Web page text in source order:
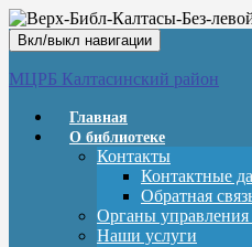
Вкл/выкл навигации
МЦРБ Калтасинский район
Главная
О библиотеке
Контакты
Контактные
Обратная
Органы управления
Наши услуги